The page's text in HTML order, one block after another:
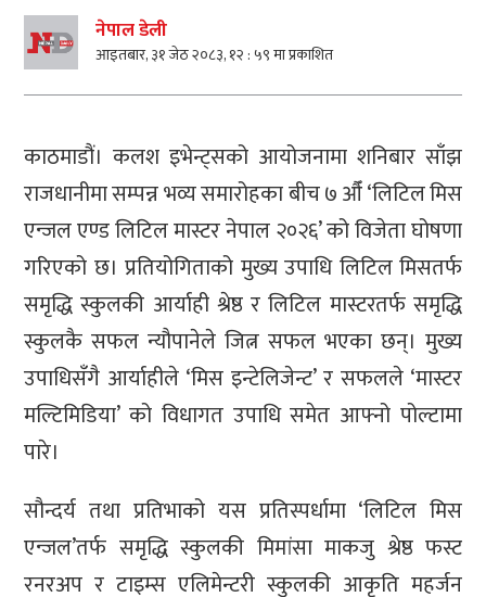
नेपाल डेली
आइतबार, ३१ जेठ २०८३, १२ : ५९ मा प्रकाशित
काठमाडौं। कलश इभेन्ट्सको आयोजनामा शनिबार साँझ
राजधानीमा सम्पन्न भव्य समारोहका बीच ७ औँ ‘लिटिल मिस
एन्जल एण्ड लिटिल मास्टर नेपाल २०२६’ को विजेता घोषणा
गरिएको छ। प्रतियोगिताको मुख्य उपाधि लिटिल मिसतर्फ
समृद्धि स्कुलकी आर्याही श्रेष्ठ र लिटिल मास्टरतर्फ समृद्धि
स्कुलकै सफल न्यौपानेले जित्न सफल भएका छन्। मुख्य
उपाधिसँगै आर्याहीले ‘मिस इन्टेलिजेन्ट’ र सफलले ‘मास्टर
मल्टिमिडिया’ को विधागत उपाधि समेत आफ्नो पोल्टामा
पारे।
सौन्दर्य तथा प्रतिभाको यस प्रतिस्पर्धामा ‘लिटिल मिस
एन्जल’तर्फ समृद्धि स्कुलकी मिमांसा माकजु श्रेष्ठ फस्ट
रनरअप र टाइम्स एलिमेन्टरी स्कुलकी आकृति महर्जन